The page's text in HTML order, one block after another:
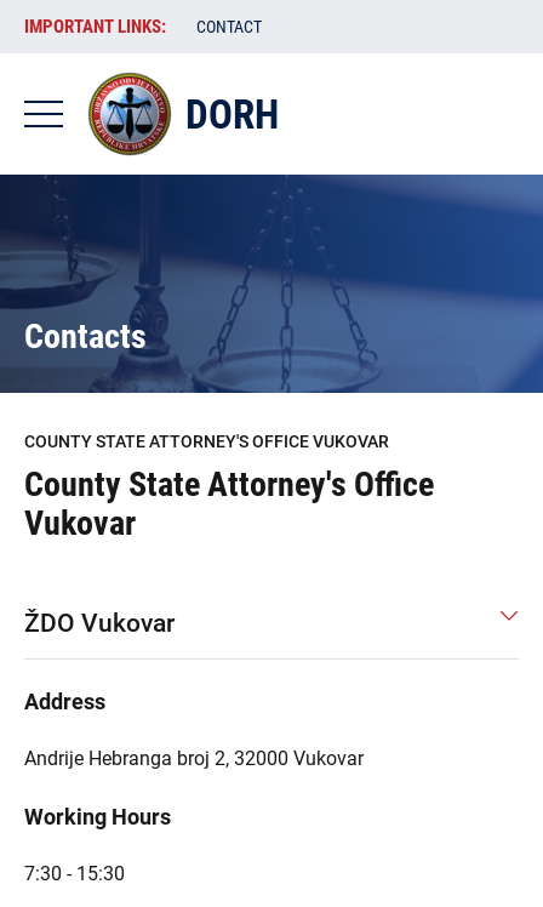
Skip
content
VAŽNE
POVEZNICE
-
DORH
EN
IMPORTANT LINKS: CONTACT
DORH
Contacts
COUNTY STATE ATTORNEY'S OFFICE VUKOVAR
County State Attorney's Office
Vukovar
ŽDO Vukovar
Address
Andrije Hebranga broj 2, 32000 Vukovar
Working Hours
7:30 - 15:30